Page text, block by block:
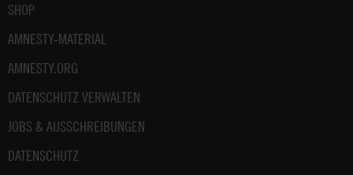
SHOP
AMNESTY-MATERIAL
AMNESTY.ORG
DATENSCHUTZ VERWALTEN
JOBS & AUSSCHREIBUNGEN
DATENSCHUTZ